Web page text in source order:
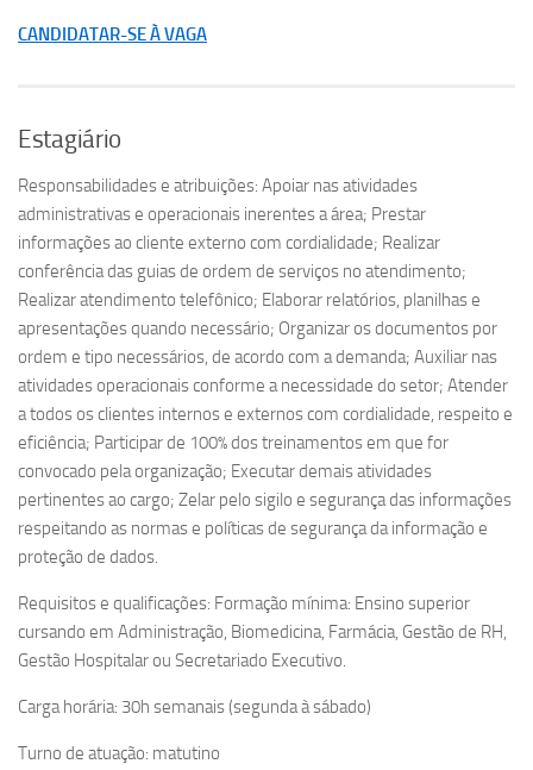
CANDIDATAR-SE À VAGA
Estagiário
Responsabilidades e atribuições: Apoiar nas atividades
administrativas e operacionais inerentes a área; Prestar
informações ao cliente externo com cordialidade; Realizar
conferência das guias de ordem de serviços no atendimento;
Realizar atendimento telefônico; Elaborar relatórios, planilhas e
apresentações quando necessário; Organizar os documentos por
ordem e tipo necessários, de acordo com a demanda; Auxiliar nas
atividades operacionais conforme a necessidade do setor; Atender
a todos os clientes internos e externos com cordialidade, respeito e
eficiência; Participar de 100% dos treinamentos em que for
convocado pela organização; Executar demais atividades
pertinentes ao cargo; Zelar pelo sigilo e segurança das informações
respeitando as normas e políticas de segurança da informação e
proteção de dados.
Requisitos e qualificações: Formação mínima: Ensino superior
cursando em Administração, Biomedicina, Farmácia, Gestão de RH,
Gestão Hospitalar ou Secretariado Executivo.
Carga horária: 30h semanais (segunda à sábado)
Turno de atuação: matutino